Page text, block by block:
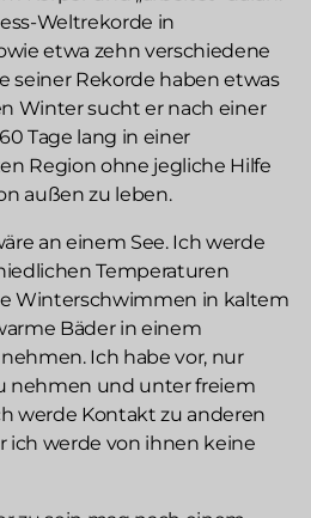
Weltrekorde in
etwa zehn verschiedene
seiner Rekorde haben etwas
Winter sucht er nach einer
Tage lang in einer
Region ohne jegliche Hilfe
außen zu leben.
an einem See. Ich werde
Temperaturen
Winterschwimmen in kaltem
Bäder in einem
Ich habe vor, nur
nehmen und unter freiem
werde Kontakt zu anderen
ich werde von ihnen keine